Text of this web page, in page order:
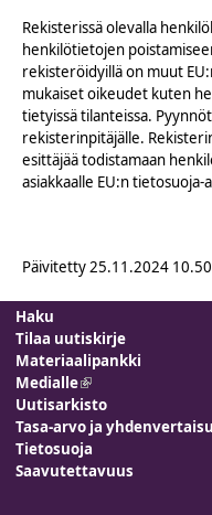
Rekisterissä olevalla
henkilötietojen
rekisteröidyillä on muut
mukaiset oikeudet kuten
tietyissä tilanteissa.
rekisterinpitäjälle.
esittäjää todistamaan
asiakkaalle EU:n tietosuoja-
Päivitetty25.11.2024 10.50
Haku
Tilaa uutiskirje
Materiaalipankki
Medialle(link is external)
Uutisarkisto
Tasa-arvo ja
Tietosuoja
Saavutettavuus